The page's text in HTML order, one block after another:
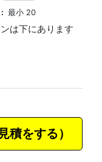
最小 20